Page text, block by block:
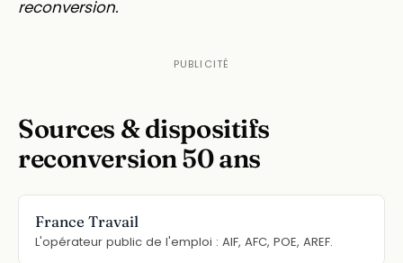
reconversion.
Sources & dispositifs
reconversion 50 ans
France Travail
L'opérateur public de l'emploi : AIF, AFC, POE, AREF.